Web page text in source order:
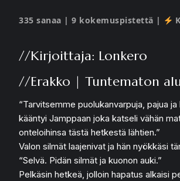
335 sanaa | 9 kokemuspistettä |
//Kirjoittaja: Lonkero
//Erakko | Tuntematon
“Tarvitsemme puolukanvarpuja, pajua
kääntyi Jamppaan joka katseli vähän
onteloihinsa tästä hetkestä lähtien.”
Valon silmät laajenivat ja hän nyökkäsi
“Selvä. Pidän silmät ja kuonon auki.”
Pelkäsin hetkeä, jolloin hapatus alkaisi